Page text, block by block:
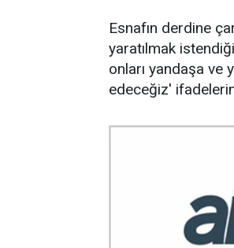
Esnafın derdine
yaratılmak
onları yandaşa ve
edeceğiz'